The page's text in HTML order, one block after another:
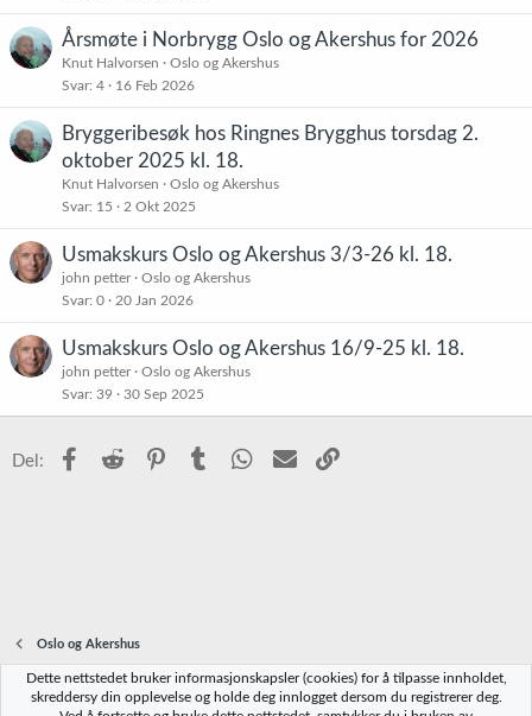
Årsmøte i Norbrygg Oslo og Akershus for 2026
Knut Halvorsen
Oslo og Akershus
Svar 4 16 Feb 2026
Bryggeribesøk hos Ringnes Brygghus torsdag 2.
oktober 2025 kl. 18.
Knut Halvorsen
Oslo og Akershus
Svar 15 2 Okt 2025
Usmakskurs Oslo og Akershus 3/3-26 kl. 18.
john petter
Oslo og Akershus
Svar 0 20 Jan 2026
Usmakskurs Oslo og Akershus 16/9-25 kl. 18.
john petter
Oslo og Akershus
Svar 39 30 Sep 2025
Del: Facebook
Reddit PinterestTumblr WhatsApp
E-post
Oslo og Akershus
Norbrygg-default
Dette nettstedet bruker informasjonskapsler (cookies) for å tilpasse innholdet,
skreddersy din opplevelse og holde deg innlogget dersom du registrerer deg.